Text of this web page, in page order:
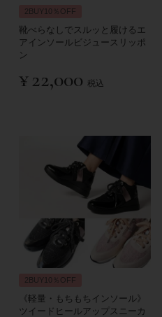
2BUY10％OFF
靴べらなしでスルッと履けるエ
アインソールビジュースリッポ
ン
¥22,000 税込
2BUY10％OFF
《軽量・もちもちインソール》
ツイードヒールアップスニーカ